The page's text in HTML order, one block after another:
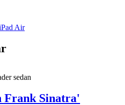
Air
sedan
Frank Sinatra'